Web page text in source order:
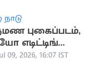
நாடு
புகைப்படம்,
எடிட்டிங்
தமிழக அரசு
09, 2026, 16:07 IST